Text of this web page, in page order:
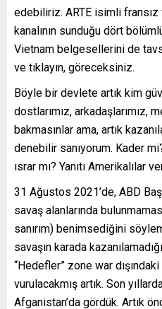
edebiliriz. ARTE isimli
kanalının sunduğu dört
Vietnam belgesellerini de
ve tıklayın, göreceksiniz.
Böyle bir devlete artık kim
dostlarımız, arkadaşlarımız,
bakmasınlar ama, artık
denebilir sanıyorum. Kader
ısrar mı? Yanıtı Amerikalılar
31 Ağustos 2021’de, ABD
savaş alanlarında
sanırım) benimsediğini
savaşın karada
“Hedefler” zone war
vurulacakmış artık. Son
Afganistan’da gördük. Artık